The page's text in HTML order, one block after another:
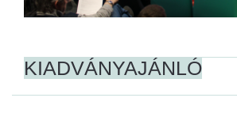
KIADVÁNYAJÁNLÓ